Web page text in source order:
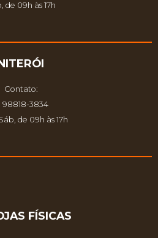
de 09h às 17h
Contato:
98818-3834
de 09h às 17h
FÍSICAS